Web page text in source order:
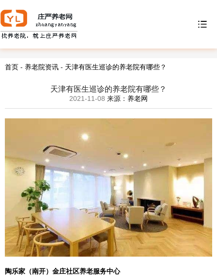
首页 - 养老院资讯 - 天津有医生巡诊的养老院有哪些？
天津有医生巡诊的养老院有哪些？
2021-11-08 来源： 养老网
陶乐家（南开）金庄社区养老服务中心